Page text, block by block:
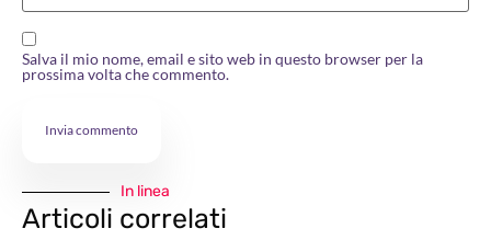
Salva il mio nome, email e sito web in questo browser per la
prossima volta che commento.
In linea
Articoli correlati